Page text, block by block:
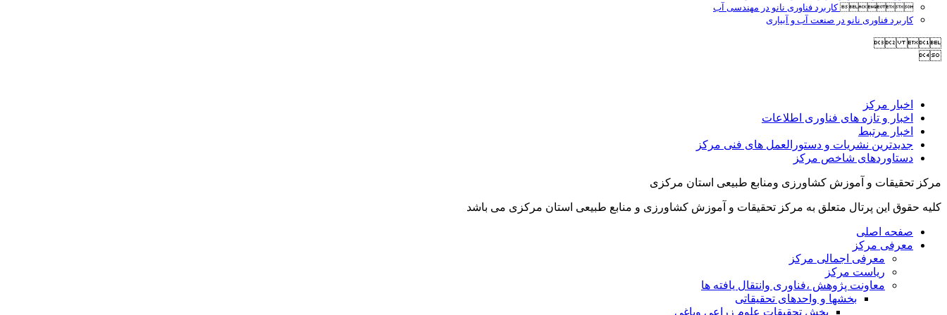
کاربرد فناوری نانو در مهندسی آب
کاربرد فناوری نانو در صنعت آب و آبیاری
 

اخبار مرکز
اخبار و تازه های فناوری اطلاعات
اخبار مرتبط
جدیدترین نشریات و دستورالعمل های فنی مرکز
دستاوردهای شاخص مرکز
مرکز تحقیقات و آموزش کشاورزی ومنابع طبیعی استان مرکزی
کلیه حقوق این پرتال متعلق به مرکز تحقیقات و آموزش کشاورزی و منابع طبیعی استان مرکزی می باشد
صفحه اصلی
معرفی مرکز
معرفی اجمالی مرکز
ریاست مرکز
معاونت پژوهش ،فناوری وانتقال یافته ها
بخشها و واحدهای تحقیقاتی
بخش تحقیقات علوم زراعی وباغی